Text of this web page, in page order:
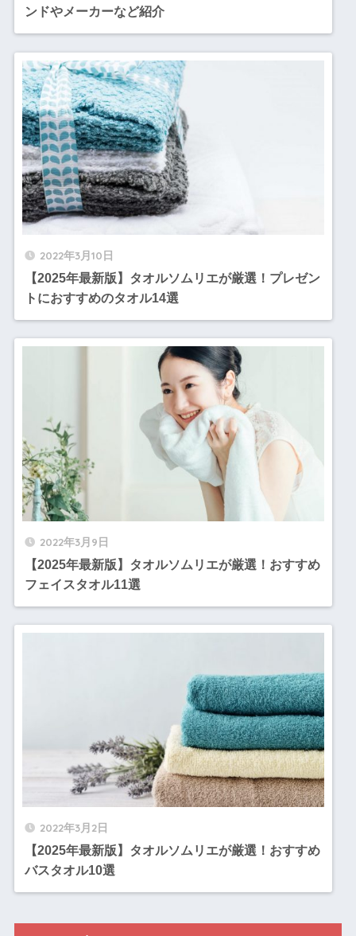
ンドやメーカーなど紹介
2022年3月10日
【2025年最新版】タオルソムリエが厳選！プレゼン
トにおすすめのタオル14選
2022年3月9日
【2025年最新版】タオルソムリエが厳選！おすすめ
フェイスタオル11選
2022年3月2日
【2025年最新版】タオルソムリエが厳選！おすすめ
バスタオル10選